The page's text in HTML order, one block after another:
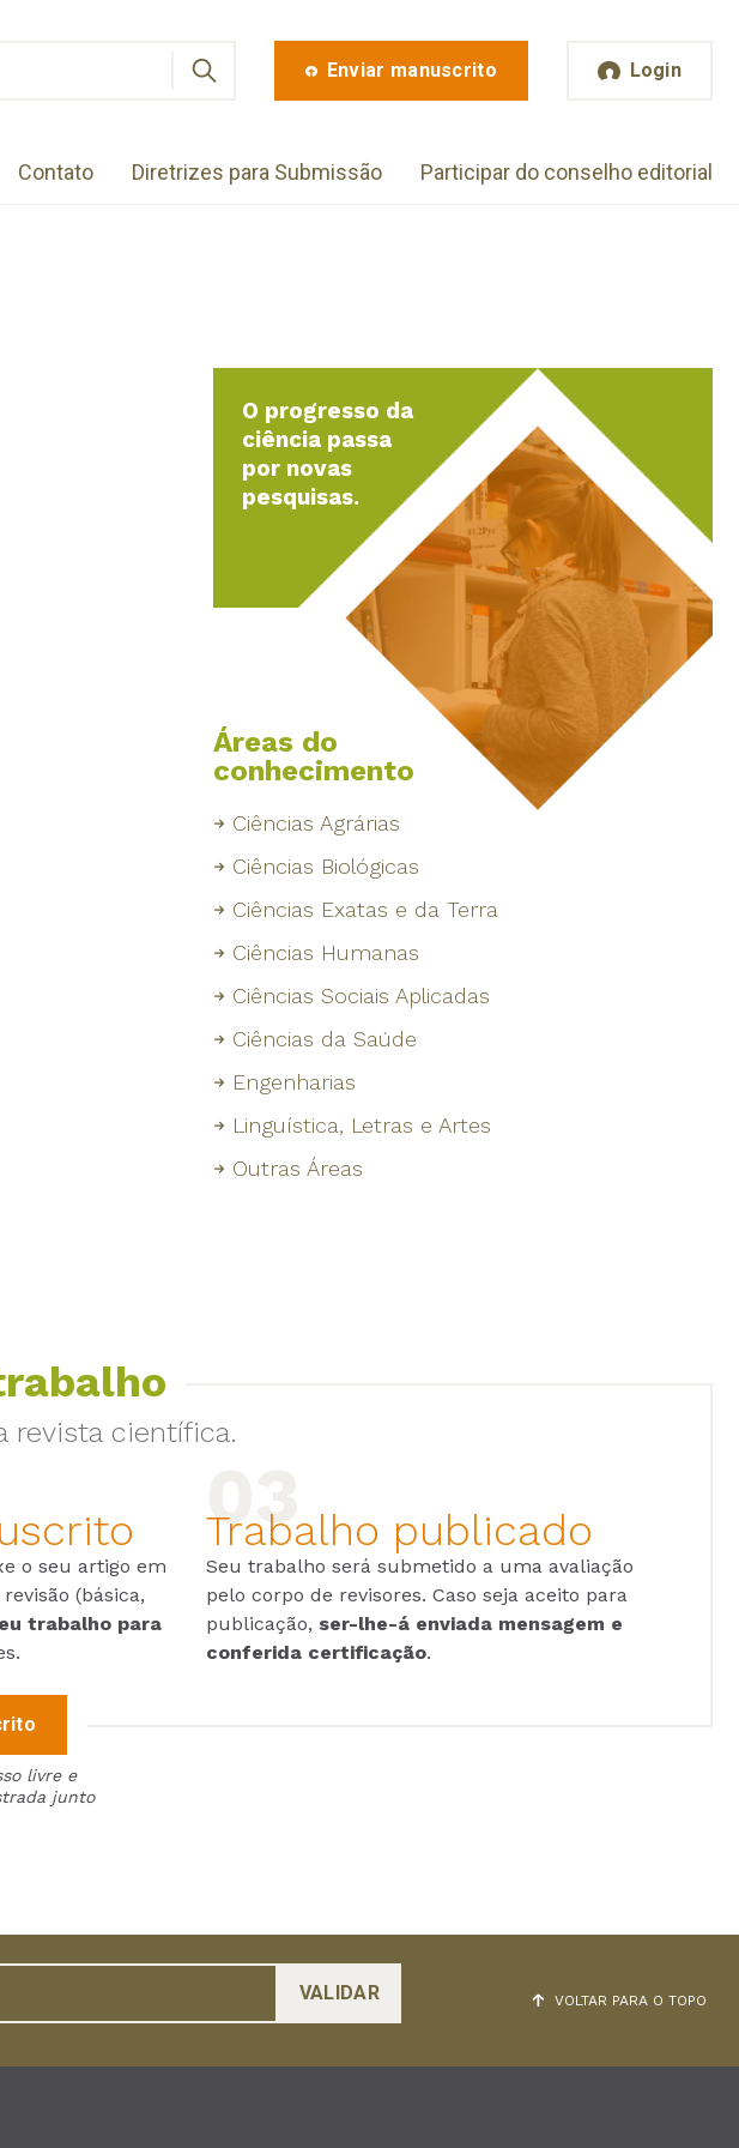
Enviar manuscrito Login
Contato Diretrizes para Submissão Participar do conselho editorial
O progresso da
ciência passa
por novas
pesquisas.
Áreas do
conhecimento
Ciências Agrárias
Ciências Biológicas
Ciências Exatas e da Terra
Ciências Humanas
Ciências Sociais Aplicadas
Ciências da Saúde
Engenharias
Linguística, Letras e Artes
Outras Áreas
revista científica.
o seu artigo em
(básica,
trabalho para
Trabalho publicado
Seu trabalho será submetido a uma avaliação
pelo corpo de revisores. Caso seja aceito para
publicação, ser-lhe-á enviada mensagem e
conferida certificação.
livre e
junto
VOLTAR PARA O TOPO